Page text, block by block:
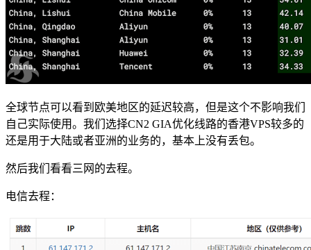
全球节点可以看到欧美地区的延迟较高，但是这个不影响我们
自己实际使用。我们选择CN2 GIA优化线路的香港VPS较多的
还是用于大陆或者亚洲的业务的，基本上没有丢包。
然后我们看看三网的去程。
电信去程：